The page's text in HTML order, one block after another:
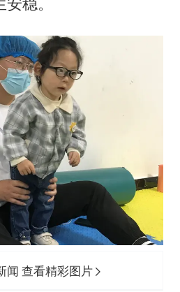
闻 查看精彩图片